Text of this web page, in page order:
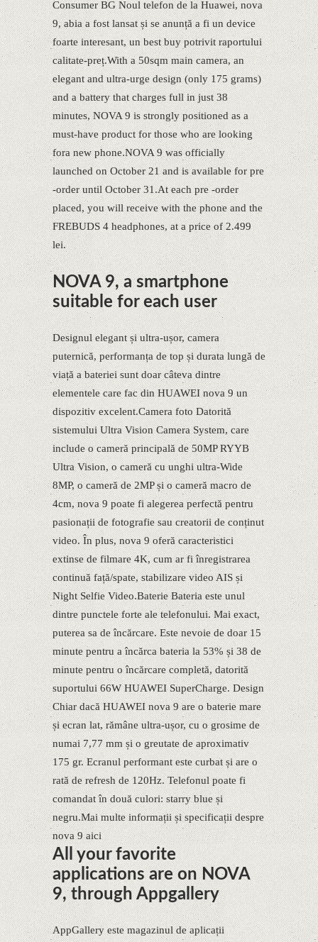
Consumer BG Noul telefon de la Huawei, nova
9, abia a fost lansat și se anunță a fi un device
foarte interesant, un best buy potrivit raportului
calitate-preț.With a 50sqm main camera, an
elegant and ultra-urge design (only 175 grams)
and a battery that charges full in just 38
minutes, NOVA 9 is strongly positioned as a
must-have product for those who are looking
fora new phone.NOVA 9 was officially
launched on October 21 and is available for pre
-order until October 31.At each pre -order
placed, you will receive with the phone and the
FREBUDS 4 headphones, at a price of 2.499
lei.
NOVA 9, a smartphone
suitable for each user
Designul elegant și ultra-ușor, camera
puternică, performanța de top și durata lungă de
viață a bateriei sunt doar câteva dintre
elementele care fac din HUAWEI nova 9 un
dispozitiv excelent.Camera foto Datorită
sistemului Ultra Vision Camera System, care
include o cameră principală de 50MP RYYB
Ultra Vision, o cameră cu unghi ultra-Wide
8MP, o cameră de 2MP și o cameră macro de
4cm, nova 9 poate fi alegerea perfectă pentru
pasionații de fotografie sau creatorii de conținut
video. În plus, nova 9 oferă caracteristici
extinse de filmare 4K, cum ar fi înregistrarea
continuă față/spate, stabilizare video AIS și
Night Selfie Video.Baterie Bateria este unul
dintre punctele forte ale telefonului. Mai exact,
puterea sa de încărcare. Este nevoie de doar 15
minute pentru a încărca bateria la 53% și 38 de
minute pentru o încărcare completă, datorită
suportului 66W HUAWEI SuperCharge. Design
Chiar dacă HUAWEI nova 9 are o baterie mare
și ecran lat, rămâne ultra-ușor, cu o grosime de
numai 7,77 mm și o greutate de aproximativ
175 gr. Ecranul performant este curbat și are o
rată de refresh de 120Hz. Telefonul poate fi
comandat în două culori: starry blue și
negru.Mai multe informații și specificații despre
nova 9 aici
All your favorite
applications are on NOVA
9, through Appgallery
AppGallery este magazinul de aplicații